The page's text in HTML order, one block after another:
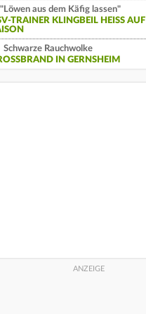
"Löwen aus dem Käfig lassen"
TRAINER KLINGBEIL HEISS AUF S
Schwarze Rauchwolke
IN GERNSHEIM